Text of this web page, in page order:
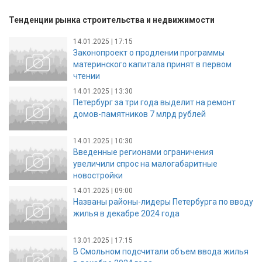
Тенденции рынка строительства и недвижимости
14.01.2025 | 17:15
Законопроект о продлении программы
материнского капитала принят в первом
чтении
14.01.2025 | 13:30
Петербург за три года выделит на ремонт
домов-памятников 7 млрд рублей
14.01.2025 | 10:30
Введенные регионами ограничения
увеличили спрос на малогабаритные
новостройки
14.01.2025 | 09:00
Названы районы-лидеры Петербурга по вводу
жилья в декабре 2024 года
13.01.2025 | 17:15
В Смольном подсчитали объем ввода жилья